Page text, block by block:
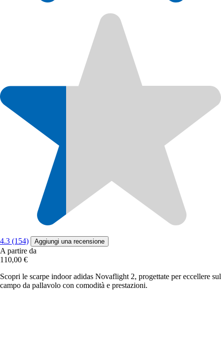
4.3 (154) Aggiungi una recensione
A partire da
110,00 €
Scopri le scarpe indoor adidas Novaflight 2, progettate per eccellere sul
campo da pallavolo con comodità e prestazioni.